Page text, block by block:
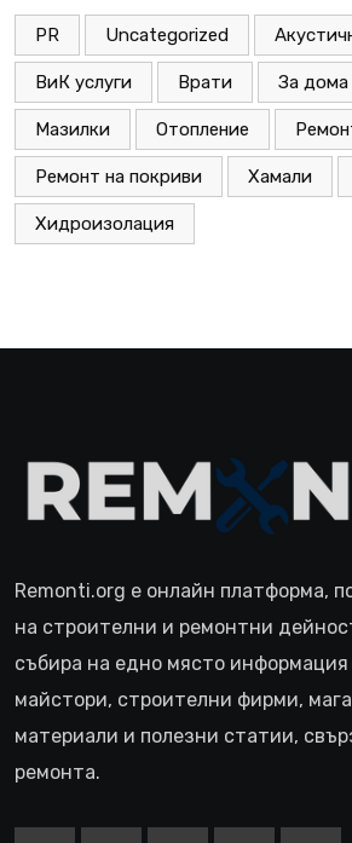
PR Uncategorized
ВиК услуги Врати За дома
Мазилки Отопление
Ремонт на покриви Хамали
Хидроизолация
Remonti.org е онлайн платформа,
на строителни и ремонтни
събира на едно място информация
майстори, строителни фирми,
материали и полезни статии,
ремонта.